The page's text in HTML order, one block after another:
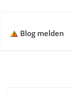
Blog melden